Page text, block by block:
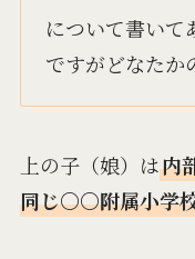
について書いて
ですがどなたか
上の子（娘）は内
同じ〇〇附属小学